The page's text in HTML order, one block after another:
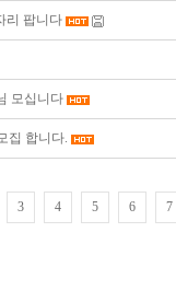
리 팝니다
모십니다
집 합니다.
3 4 5 6 7